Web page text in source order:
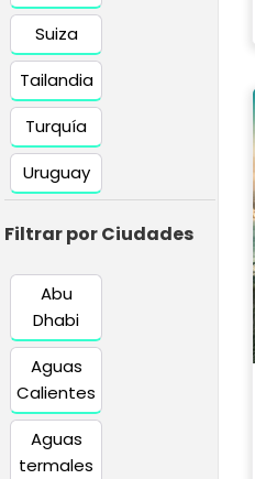
Suiza
Tailandia
Turquía
Uruguay
Filtrar por Ciudades
Abu
Dhabi
Aguas
Calientes
Aguas
termales